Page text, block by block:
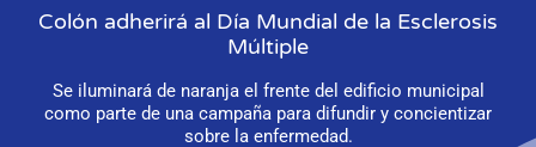
Colón adherirá al Día Mundial de la Esclerosis
Múltiple
Se iluminará de naranja el frente del edificio municipal
como parte de una campaña para difundir y concientizar
sobre la enfermedad.